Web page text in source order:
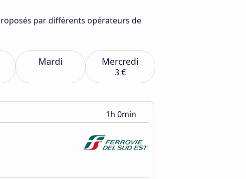
par différents opérateurs de
Mardi Mercredi
3 €
1h 0min